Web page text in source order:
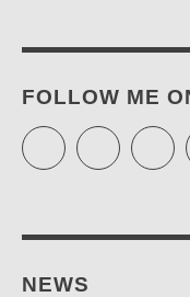
FOLLOW ME
Twitter Facebook
NEWS